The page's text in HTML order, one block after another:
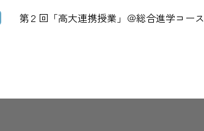
第２回「高大連携授業」＠総合進学コース